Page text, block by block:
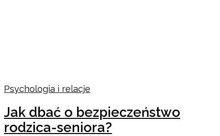
Psychologia i relacje
Jak dbać o bezpieczeństwo
rodzica-seniora?